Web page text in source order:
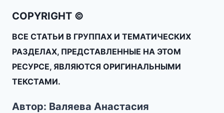
COPYRIGHT ©
ВСЕ СТАТЬИ В ГРУППАХ И ТЕМАТИЧЕСКИХ
РАЗДЕЛАХ, ПРЕДСТАВЛЕННЫЕ НА ЭТОМ
РЕСУРСЕ, ЯВЛЯЮТСЯ ОРИГИНАЛЬНЫМИ
ТЕКСТАМИ.
Автор: Валяева Анастасия